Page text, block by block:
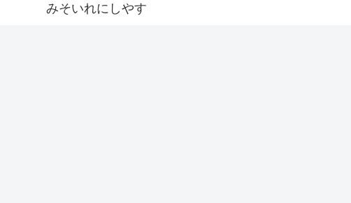
みそいれにしやす